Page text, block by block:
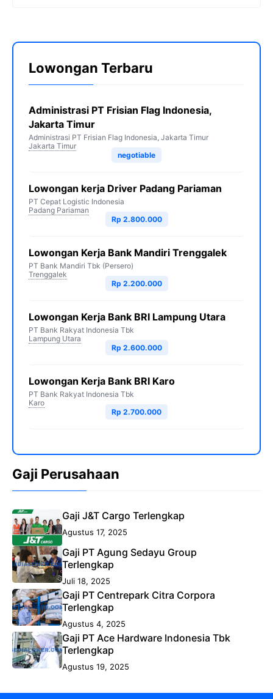
Lowongan Terbaru
Administrasi PT Frisian Flag Indonesia,
Jakarta Timur
Administrasi PT Frisian Flag Indonesia, Jakarta Timur
Jakarta Timur
negotiable
Lowongan kerja Driver Padang Pariaman
PT Cepat Logistic Indonesia
Padang Pariaman
Rp 2.800.000
Lowongan Kerja Bank Mandiri Trenggalek
PT Bank Mandiri Tbk (Persero)
Trenggalek
Rp 2.200.000
Lowongan Kerja Bank BRI Lampung Utara
PT Bank Rakyat Indonesia Tbk
Lampung Utara
Rp 2.600.000
Lowongan Kerja Bank BRI Karo
PT Bank Rakyat Indonesia Tbk
Karo
Rp 2.700.000
Gaji Perusahaan
Gaji J&T Cargo Terlengkap
Agustus 17, 2025
Gaji PT Agung Sedayu Group
Terlengkap
Juli 18, 2025
Gaji PT Centrepark Citra Corpora
Terlengkap
Agustus 4, 2025
Gaji PT Ace Hardware Indonesia Tbk
Terlengkap
Agustus 19, 2025